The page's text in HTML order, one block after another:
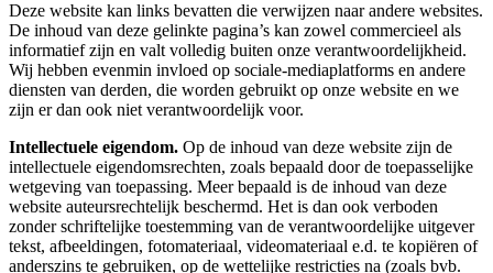
Deze website kan links bevatten die verwijzen naar andere websites.
De inhoud van deze gelinkte pagina’s kan zowel commercieel als
informatief zijn en valt volledig buiten onze verantwoordelijkheid.
Wij hebben evenmin invloed op sociale-mediaplatforms en andere
diensten van derden, die worden gebruikt op onze website en we
zijn er dan ook niet verantwoordelijk voor.
Intellectuele eigendom. Op de inhoud van deze website zijn de
intellectuele eigendomsrechten, zoals bepaald door de toepasselijke
wetgeving van toepassing. Meer bepaald is de inhoud van deze
website auteursrechtelijk beschermd. Het is dan ook verboden
zonder schriftelijke toestemming van de verantwoordelijke uitgever
tekst, afbeeldingen, fotomateriaal, videomateriaal e.d. te kopiëren of
anderszins te gebruiken, op de wettelijke restricties na (zoals bvb.